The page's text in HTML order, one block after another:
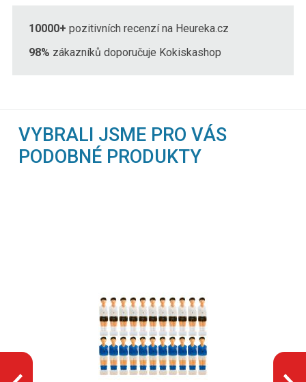
10000+ pozitivních recenzí na Heureka.cz
98% zákazníků doporučuje Kokiskashop
VYBRALI JSME PRO VÁS
PODOBNÉ PRODUKTY